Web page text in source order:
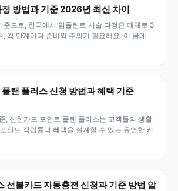
방법과 기준 2026년 최신 차이
으로, 한국에서 임플란트 시술 과정은 대체로 3
, 각 단계마다 준비와 주의가 필요해요. 이 글에
랜 플러스 신청 방법과 혜택 기준
, 신한카드 포인트 플랜 플러스는 고객들의 생활
인트 적립률과 혜택을 설계할 수 있는 유연한 카
선불카드 자동충전 신청과 기준 방법 알